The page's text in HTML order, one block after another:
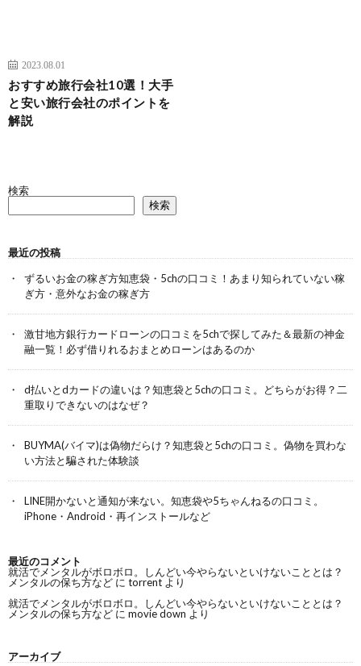
2023.08.01
おすすめ旅行会社10選！大手
と安い旅行会社のポイントを
解説
検索
検索
最近の投稿
ずるいお金の稼ぎ方知恵袋・5chの口コミ！あまり知られていない稼
ぎ方・意外なお金の稼ぎ方
激甘地方銀行カードローンの口コミを5chで探してみた＆最新の神金
融一覧！必ず借りれるおまとめローンはあるのか
d払いとdカードの違いは？知恵袋と5chの口コミ。どちらがお得？二
重取りできないのはなぜ？
BUYMA(バイマ)は偽物だらけ？知恵袋と5chの口コミ。偽物を買わな
い方法と騙された体験談
LINE開かないと通知が来ない。知恵袋や5ちゃんねるの口コミ。
iPhone・Android・再インストールなど
最近のコメント
就活でメンタルがボロボロ。しんどい今やらないといけないこととは？
メンタルの保ち方など に torrent より
就活でメンタルがボロボロ。しんどい今やらないといけないこととは？
メンタルの保ち方など に movie down より
アーカイブ